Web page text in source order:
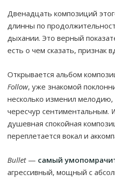
Двенадцать композиций
длинны по
дыхании. Это верный
есть о чем сказать, признак
Открывается альбом
Follow, уже знакомой
несколько изменил мелодию,
чересчур сентиментальным.
душевная спокойная
переплетается вокал и
Bullet— самый
агрессивный, мощный с